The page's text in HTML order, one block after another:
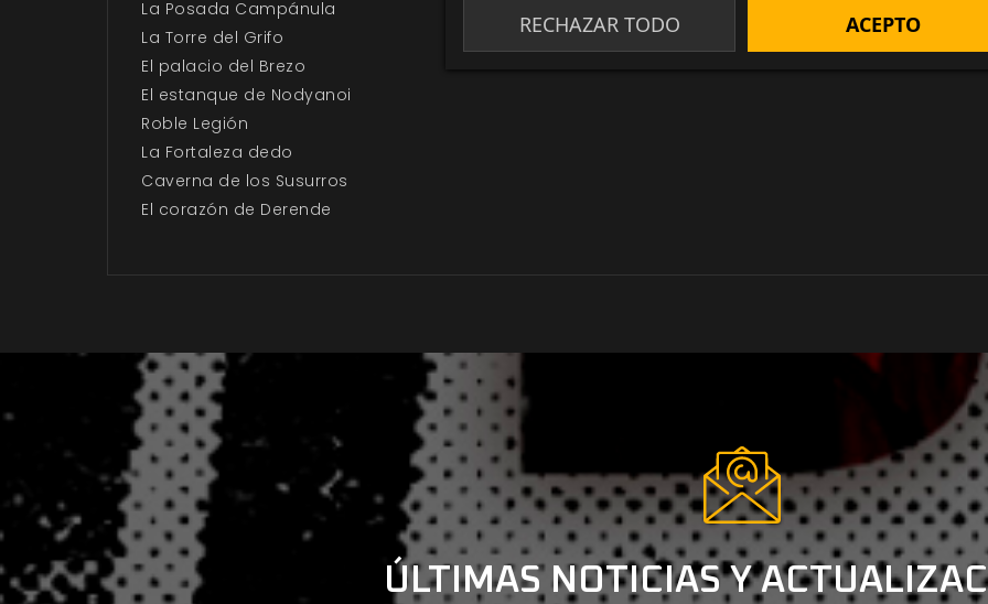
La Posada Campánula
La Torre del Grifo
El palacio del Brezo
El estanque de Nodyanoi
Roble Legión
La Fortaleza dedo
Caverna de los Susurros
El corazón de Derende
ÚLTIMAS NOTICIAS Y
RECHAZAR TODO ACEPTO